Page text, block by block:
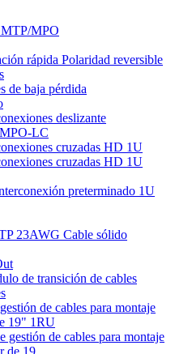
MPO
rápida Polaridad reversible
de baja pérdida
deslizante
LC
cruzadas HD 1U
cruzadas HD 1U
preterminado 1U
23AWG Cable sólido
de transición de cables
de cables para montaje
19" 1RU
gestión de cables para montaje
de 19